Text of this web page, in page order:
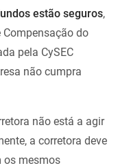
estão seguros,
Compensação do
pela CySEC
não cumpra
não está a agir
a corretora deve
os mesmos